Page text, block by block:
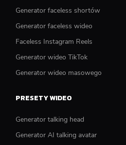
Generator faceless shortów
Generator faceless wideo
Faceless Instagram Reels
Generator wideo TikTok
Generator wideo masowego
PRESETY WIDEO
Generator talking head
Generator AI talking avatar